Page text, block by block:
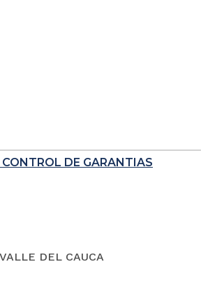
DE GARANTIAS
DEL CAUCA